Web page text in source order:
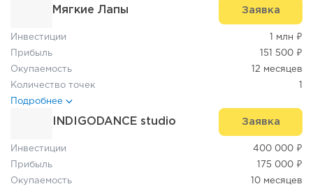
Мягкие Лапы Заявка
Инвестиции 1 млн ₽
Прибыль 151 500 ₽
Окупаемость 12 месяцев
Количество точек
Подробнее
INDIGODANCE studio Заявка
Инвестиции 400 000 ₽
Прибыль 175 000 ₽
Окупаемость 10 месяцев